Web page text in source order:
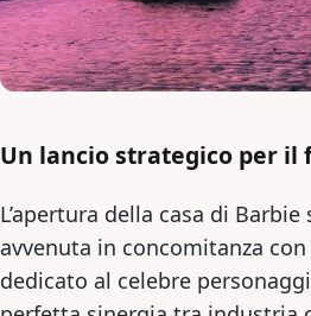
Un lancio strategico per il
L’apertura della casa di
avvenuta in concomitanza con
dedicato al celebre